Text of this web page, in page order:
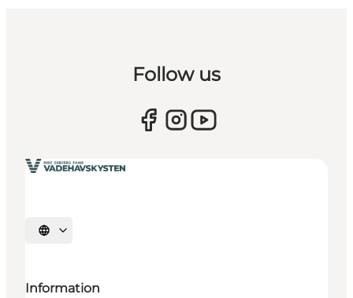
Follow us
Vælg sprog
Information